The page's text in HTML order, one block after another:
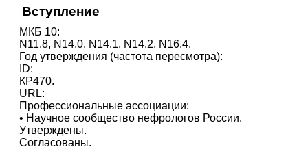
Вступление
МКБ 10:
N11.8, N14.0, N14.1, N14.2, N16.4.
Год утверждения (частота пересмотра):
ID:
КР470.
URL:
Профессиональные ассоциации:
• Научное сообщество нефрологов России.
Утверждены.
Согласованы.